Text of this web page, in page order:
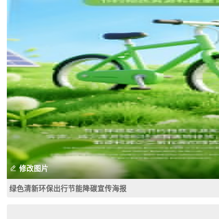
修改图片
绿色清新环保出行节能降碳宣传海报